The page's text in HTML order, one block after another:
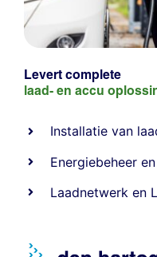
Levert complete
laad- en accu
Installatie van
Energiebeheer en
Laadnetwerk en